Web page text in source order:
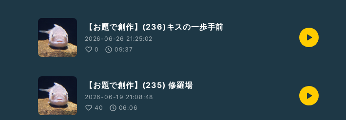
【お題で創作】(236)キスの一歩手前
2026-06-26 21:25:02
0
09:37
【お題で創作】(235) 修羅場
2026-06-19 21:08:48
40
06:06